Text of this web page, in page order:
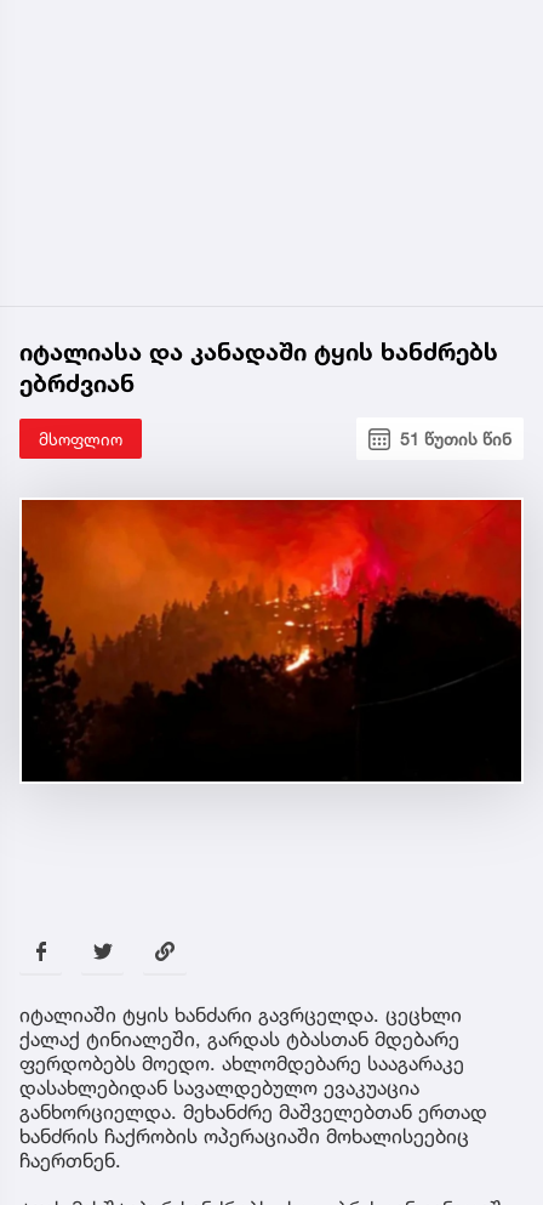
იტალიასა და კანადაში ტყის ხანძრებს
ებრძვიან
მსოფლიო 51 წუთის წინ
იტალიაში ტყის ხანძარი გავრცელდა. ცეცხლი
ქალაქ ტინიალეში, გარდას ტბასთან მდებარე
ფერდობებს მოედო. ახლომდებარე სააგარაკე
დასახლებიდან სავალდებულო ევაკუაცია
განხორციელდა. მეხანძრე მაშველებთან ერთად
ხანძრის ჩაქრობის ოპერაციაში მოხალისეებიც
ჩაერთნენ.